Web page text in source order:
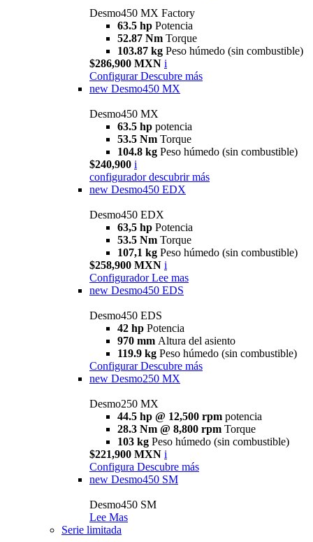
Desmo450 MX Factory
63.5 hp Potencia
52.87 Nm Torque
103.87 kg Peso húmedo (sin combustible)
$286,900 MXN i
Configurar Descubre más
new Desmo450 MX
Desmo450 MX
63.5 hp potencia
53.5 Nm Torque
104.8 kg Peso húmedo (sin combustible)
$240,900 i
configurador descubrir más
new Desmo450 EDX
Desmo450 EDX
63,5 hp Potencia
53.5 Nm Torque
107,1 kg Peso húmedo (sin combustible)
$258,900 MXN i
Configurador Lee mas
new Desmo450 EDS
Desmo450 EDS
42 hp Potencia
970 mm Altura del asiento
119.9 kg Peso húmedo (sin combustible)
Configurar Descubre más
new Desmo250 MX
Desmo250 MX
44.5 hp @ 12,500 rpm potencia
28.3 Nm @ 8,800 rpm Torque
103 kg Peso húmedo (sin combustible)
$221,900 MXN i
Configura Descubre más
new Desmo450 SM
Desmo450 SM
Lee Mas
Serie limitada